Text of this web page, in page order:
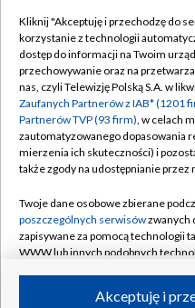
Rada
©2026 Telewizja
Kliknij "Akceptuję i przechodzę do
korzystanie z technologii
dostęp do informacji na Twoim
przechowywanie oraz na
nas, czyli Telewizję Polską S.A. w
Zaufanych Partnerów z IAB* (1201
Partnerów TVP (93 firm), w celach
zautomatyzowanego dopasowania
mierzenia ich skuteczności) i
także zgody na udostępnianie przez
Twoje dane osobowe zbierane
poszczególnych serwisówzwanych
zapisywane za pomocą technologii
WWW lub innych podobnych
ruchu w Internecie.Akceptuję i